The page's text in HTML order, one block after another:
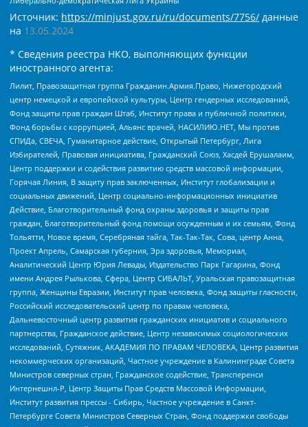
Источник: https://minjust.gov.ru/ru/documents/7756/ данные
на 13.05.2024
* Сведения реестра НКО, выполняющих функции
иностранного агента:
Лилит, Правозащитная группа Гражданин.Армия.Право, Нижегородский
центр немецкой и европейской культуры, Центр гендерных исследований,
Фонд защиты прав граждан Штаб, Институт права и публичной политики,
Фонд борьбы с коррупцией, Альянс врачей, НАСИЛИЮ.НЕТ, Мы против
СПИДа, СВЕЧА, Гуманитарное действие, Открытый Петербург, Лига
Избирателей, Правовая инициатива, Гражданский Союз, Хасдей Ерушалаим,
Центр поддержки и содействия развитию средств массовой информации,
Горячая Линия, В защиту прав заключенных, Институт глобализации и
социальных движений, Центр социально-информационных инициатив
Действие, Благотворительный фонд охраны здоровья и защиты прав
граждан, Благотворительный фонд помощи осужденным и их семьям, Фонд
Тольятти, Новое время, Серебряная тайга, Так-Так-Так, Сова, центр Анна,
Проект Апрель, Самарская губерния, Эра здоровья, Мемориал,
Аналитический Центр Юрия Левады, Издательство Парк Гагарина, Фонд
имени Андрея Рылькова, Сфера, Центр СИБАЛЬТ, Уральская правозащитная
группа, Женщины Евразии, Институт прав человека, Фонд защиты гласности,
Российский исследовательский центр по правам человека,
Дальневосточный центр развития гражданских инициатив и социального
партнерства, Гражданское действие, Центр независимых социологических
исследований, Сутяжник, АКАДЕМИЯ ПО ПРАВАМ ЧЕЛОВЕКА, Центр развития
некоммерческих организаций, Частное учреждение в Калининграде Совета
Министров северных стран, Гражданское содействие, Трансперенси
Интернешнл-Р, Центр Защиты Прав Средств Массовой Информации,
Институт развития прессы - Сибирь, Частное учреждение в Санкт-
Петербурге Совета Министров Северных Стран, Фонд поддержки свободы